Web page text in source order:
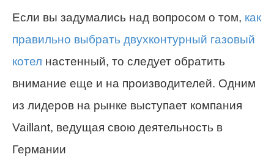
Если вы задумались над вопросом о том, как
правильно выбрать двухконтурный газовый
котел настенный, то следует обратить
внимание еще и на производителей. Одним
из лидеров на рынке выступает компания
Vaillant, ведущая свою деятельность в
Германии